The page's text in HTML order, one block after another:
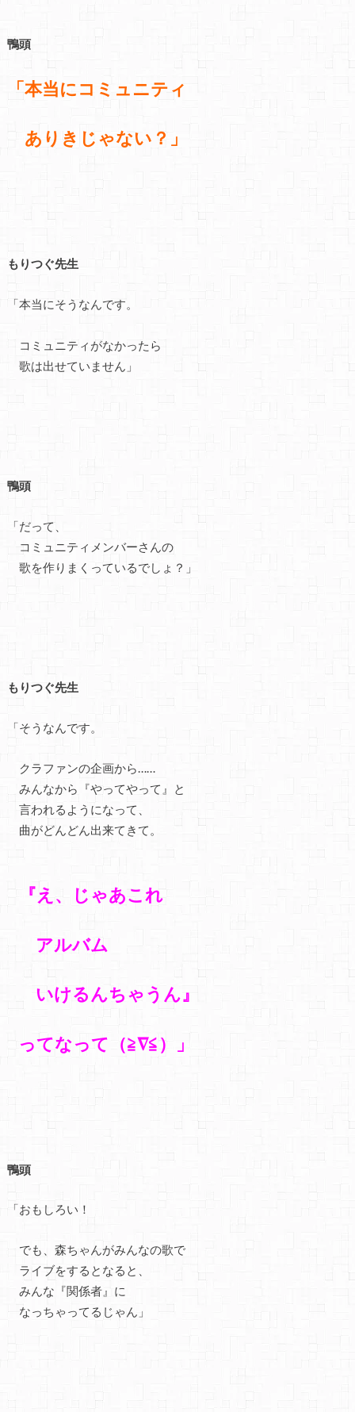
鴨頭
「本当にコミュニティ
ありきじゃない？」
もりつぐ先生
「本当にそうなんです。
コミュニティがなかったら
歌は出せていません」
鴨頭
「だって、
コミュニティメンバーさんの
歌を作りまくっているでしょ？」
もりつぐ先生
「そうなんです。
クラファンの企画から……
みんなから『やってやって』と
言われるようになって、
曲がどんどん出来てきて。
『え、じゃあこれ
アルバム
いけるんちゃうん』
ってなって（≧∇≦）」
鴨頭
「おもしろい！
でも、森ちゃんがみんなの歌で
ライブをするとなると、
みんな『関係者』に
なっちゃってるじゃん」